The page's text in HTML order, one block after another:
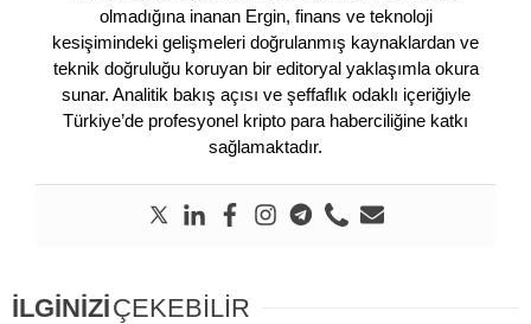
olmadığına inanan Ergin, finans ve teknoloji
kesişimindeki gelişmeleri doğrulanmış kaynaklardan ve
teknik doğruluğu koruyan bir editoryal yaklaşımla okura
sunar. Analitik bakış açısı ve şeffaflık odaklı içeriğiyle
Türkiye’de profesyonel kripto para haberciliğine katkı
sağlamaktadır.
İLGİNİZİÇEKEBİLİR